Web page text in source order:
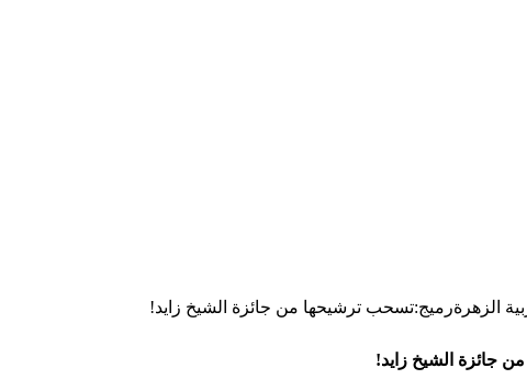
الزهرةرميج:تسحب ترشيحها من جائزة الشيخ زايد!
جائزة الشيخ زايد!